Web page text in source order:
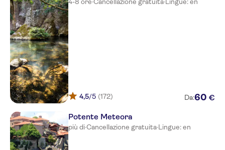
Acrothea Hotel
Acropol
Limeria Studios & Maisonettes
Anax Apartments
ELYSIUM LIVING PARGA
Golden Bay Suites
LivingHome Suites
ENETIKO RESORT
4,5/5 (172) Da:60 €
Potente Meteora
più di·Cancellazione gratuita·Lingue: en